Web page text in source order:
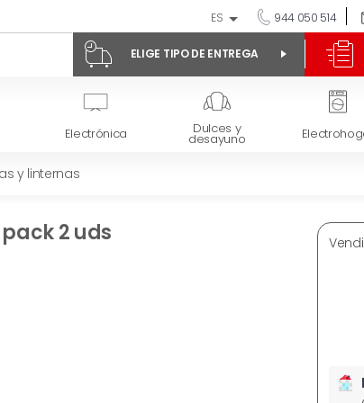
ES 944 050 514
ELIGE TIPO DE ENTREGA
Electrónica Dulces y
desayuno
y linternas
pack 2 uds